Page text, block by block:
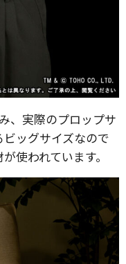
、実際のプロップサ
ッグサイズなので
使われています。